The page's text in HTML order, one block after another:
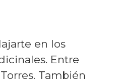
en los
Entre
También